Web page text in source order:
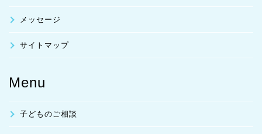
メッセージ
サイトマップ
Menu
子どものご相談